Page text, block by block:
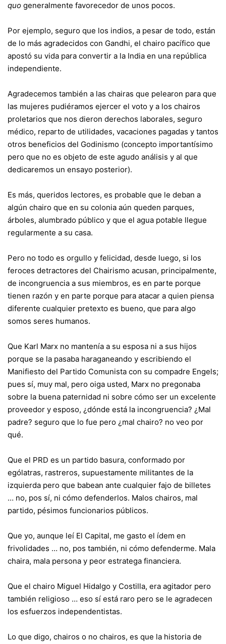
quo generalmente favorecedor de unos pocos.
Por ejemplo, seguro que los indios, a pesar de todo, están
de lo más agradecidos con Gandhi, el chairo pacífico que
apostó su vida para convertir a la India en una república
independiente.
Agradecemos también a las chairas que pelearon para que
las mujeres pudiéramos ejercer el voto y a los chairos
proletarios que nos dieron derechos laborales, seguro
médico, reparto de utilidades, vacaciones pagadas y tantos
otros beneficios del Godinismo (concepto importantísimo
pero que no es objeto de este agudo análisis y al que
dedicaremos un ensayo posterior).
Es más, queridos lectores, es probable que le deban a
algún chairo que en su colonia aún queden parques,
árboles, alumbrado público y que el agua potable llegue
regularmente a su casa.
Pero no todo es orgullo y felicidad, desde luego, si los
feroces detractores del Chairismo acusan, principalmente,
de incongruencia a sus miembros, es en parte porque
tienen razón y en parte porque para atacar a quien piensa
diferente cualquier pretexto es bueno, que para algo
somos seres humanos.
Que Karl Marx no mantenía a su esposa ni a sus hijos
porque se la pasaba haraganeando y escribiendo el
Manifiesto del Partido Comunista con su compadre Engels;
pues sí, muy mal, pero oiga usted, Marx no pregonaba
sobre la buena paternidad ni sobre cómo ser un excelente
proveedor y esposo, ¿dónde está la incongruencia? ¿Mal
padre? seguro que lo fue pero ¿mal chairo? no veo por
qué.
Que el PRD es un partido basura, conformado por
ególatras, rastreros, supuestamente militantes de la
izquierda pero que babean ante cualquier fajo de billetes
… no, pos sí, ni cómo defenderlos. Malos chairos, mal
partido, pésimos funcionarios públicos.
Que yo, aunque leí El Capital, me gasto el ídem en
frivolidades … no, pos también, ni cómo defenderme. Mala
chaira, mala persona y peor estratega financiera.
Que el chairo Miguel Hidalgo y Costilla, era agitador pero
también religioso … eso sí está raro pero se le agradecen
los esfuerzos independentistas.
Lo que digo, chairos o no chairos, es que la historia de